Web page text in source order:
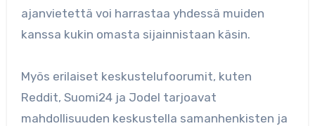
ajanvietettä voi harrastaa yhdessä muiden
kanssa kukin omasta sijainnistaan käsin.
Myös erilaiset keskustelufoorumit, kuten
Reddit, Suomi24 ja Jodel tarjoavat
mahdollisuuden keskustella samanhenkisten ja